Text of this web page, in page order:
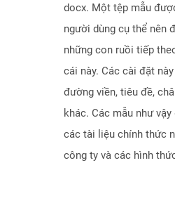
docx. Một tệp mẫu
người dùng cụ thể nên
những con ruồi tiếp
cái này. Các cài đặt
đường viền, tiêu đề,
khác. Các mẫu như
các tài liệu chính thức
công ty và các hình